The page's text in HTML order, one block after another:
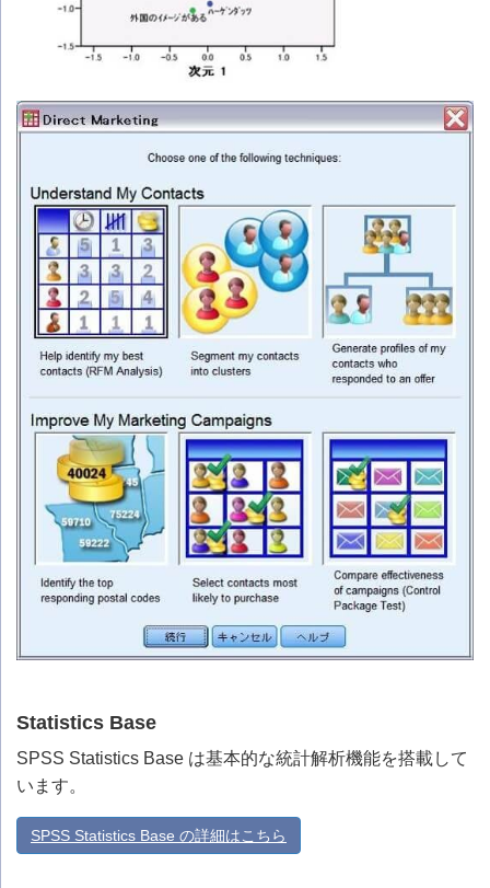
Statistics Base
SPSS Statistics Base は基本的な統計解析機能を搭載して
います。
SPSS Statistics Base の詳細はこちら